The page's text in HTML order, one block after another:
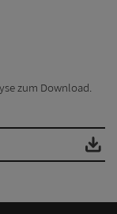
zum Download.